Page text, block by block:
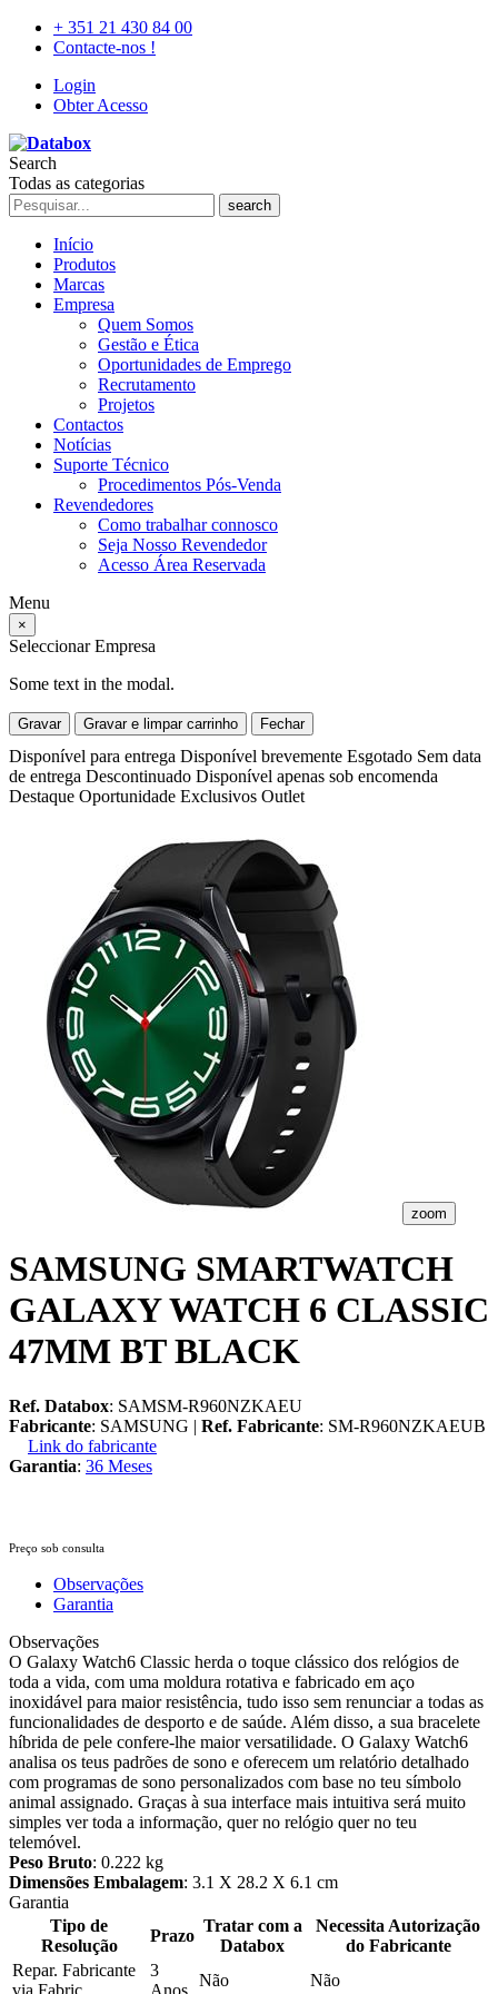
+ 351 21 430 84 00
Contacte-nos !
Login
Obter Acesso
Search
Todas as categorias
search
Início
Produtos
Marcas
Empresa
Quem Somos
Gestão e Ética
Oportunidades de Emprego
Recrutamento
Projetos
Contactos
Notícias
Suporte Técnico
Procedimentos Pós-Venda
Revendedores
Como trabalhar connosco
Seja Nosso Revendedor
Acesso Área Reservada
Menu
×
Seleccionar Empresa
Some text in the modal.
Gravar Gravar e limpar carrinho Fechar
Disponível para entrega Disponível brevemente Esgotado Sem data
de entrega Descontinuado Disponível apenas sob encomenda
Destaque Oportunidade Exclusivos Outlet
zoom
SAMSUNG SMARTWATCH
GALAXY WATCH 6 CLASSIC
47MM BT BLACK
Ref. Databox: SAMSM-R960NZKAEU
Fabricante: SAMSUNG | Ref. Fabricante: SM-R960NZKAEUB
Link do fabricante
Garantia: 36 Meses
Preço sob consulta
Observações
Garantia
Observações
O Galaxy Watch6 Classic herda o toque clássico dos relógios de
toda a vida, com uma moldura rotativa e fabricado em aço
inoxidável para maior resistência, tudo isso sem renunciar a todas as
funcionalidades de desporto e de saúde. Além disso, a sua bracelete
híbrida de pele confere-lhe maior versatilidade. O Galaxy Watch6
analisa os teus padrões de sono e oferecem um relatório detalhado
com programas de sono personalizados com base no teu símbolo
animal assignado. Graças à sua interface mais intuitiva será muito
simples ver toda a informação, quer no relógio quer no teu
telemóvel.
Peso Bruto: 0.222 kg
Dimensões Embalagem: 3.1 X 28.2 X 6.1 cm
Garantia
Tipo de
Resolução
Prazo
Tratar com a
Databox
Necessita Autorização
do Fabricante
Repar. Fabricante
via Fabric.
3
Anos
Não Não